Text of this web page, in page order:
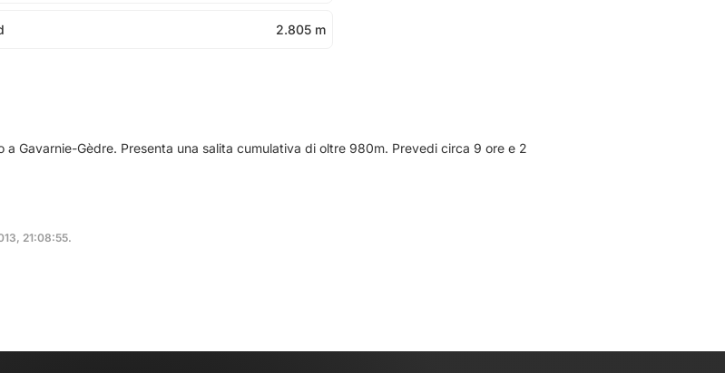
2.805 m
Gavarnie-Gèdre. Presenta una salita cumulativa di oltre 980m. Prevedi circa 9 ore e 2
21:08:55.